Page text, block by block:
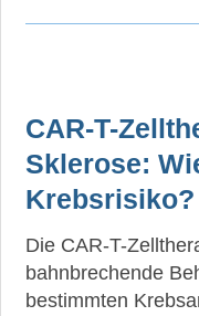
CAR-T-
Sklerose:
Krebsrisiko?
Die CAR-T-
bahnbrechende
bestimmten